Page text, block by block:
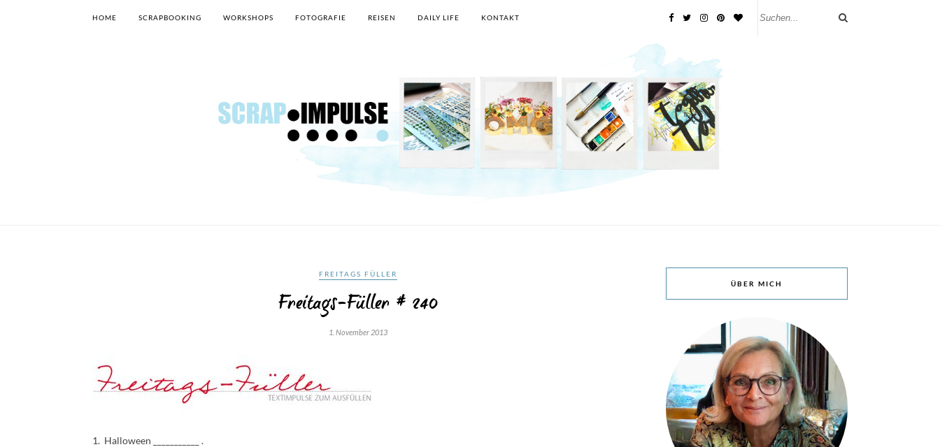
HOME SCRAPBOOKING WORKSHOPS FOTOGRAFIE REISEN DAILY LIFE KONTAKT
FREITAGS FÜLLER
Freitags-Füller # 240
1. November 2013
1. Halloween ___________ .
ÜBER MICH